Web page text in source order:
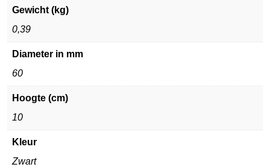
Gewicht (kg)
0,39
Diameter in mm
60
Hoogte (cm)
10
Kleur
Zwart